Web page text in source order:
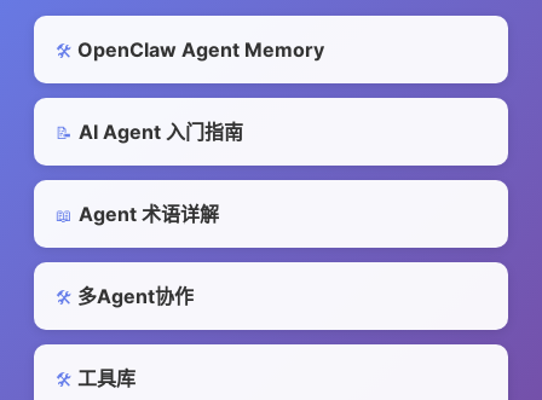
🛠️ OpenClaw Agent Memory
📝 AI Agent 入门指南
📖 Agent 术语详解
🛠️ 多Agent协作
🛠️ 工具库